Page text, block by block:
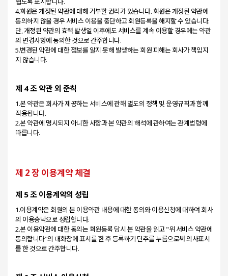
4.회원은 개정된 약관에 대해 거부할 권리가 있습니다. 회원은 개정된 약관에
동의하지 않을 경우 서비스 이용을 중단하고 회원등록을 해지할 수 있습니다.
단, 개정된 약관의 효력 발생일 이후에도 서비스를 계속 이용할 경우에는 약관
의 변경사항에 동의한 것으로 간주합니다.
5.변경된 약관에 대한 정보를 알지 못해 발생하는 회원 피해는 회사가 책임지
제 4 조 약관 외 준칙
1.본 약관은 회사가 제공하는 서비스에 관해 별도의 정책 및 운영규칙과 함께
적용됩니다.
2.본 약관에 명시되지 아니한 사항과 본 약관의 해석에 관하여는 관계법령에
제 2 장 이용계약 체결
제 5 조 이용계약의 성립
1.이용계약은 회원의 본 이용약관 내용에 대한 동의와 이용신청에 대하여 회사
의 이용승낙으로 성립합니다.
2.본 이용약관에 대한 동의는 회원등록 당시 본 약관을 읽고 "위 서비스 약관에
동의합니다"의 대화창에 표시를 한 후 등록하기 단추를 누름으로써 의사표시